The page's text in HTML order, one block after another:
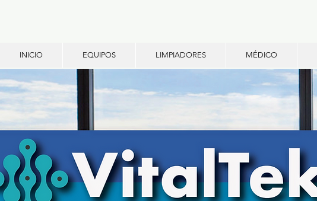
INICIO EQUIPOS LIMPIADORES MÉDICO